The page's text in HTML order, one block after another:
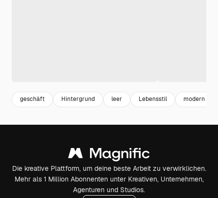
geschäft Hintergrund leer Lebensstil modern
Die kreative Plattform, um deine beste Arbeit zu verwirklichen.
Mehr als 1 Million Abonnenten unter Kreativen, Unternehmen,
Agenturen und Studios.